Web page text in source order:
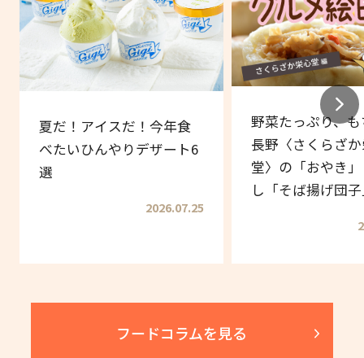
夏だ！アイスだ！今年食
べたいひんやりデザート6
選
2026.07.25
野菜たっぷり、
長野〈さくらざ
堂〉の「おやき
し「そば揚げ団
フードコラムを見る